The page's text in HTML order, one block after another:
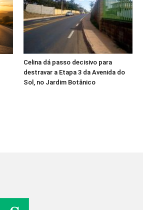
Celina dá passo decisivo para
destravar a Etapa 3 da Avenida do
Sol, no Jardim Botânico